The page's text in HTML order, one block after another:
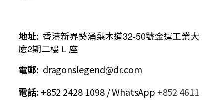
地址: 香港新界葵涌梨木道32-50號金運工業大
廈2期二樓 L 座
電郵: dragonslegend@dr.com
電話: +852 2428 1098 / WhatsApp +852 4611